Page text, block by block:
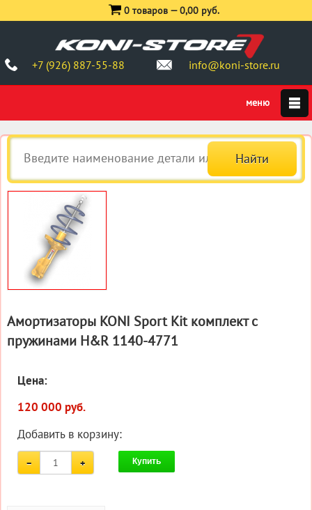
+7 (926) 887-55-88 info@koni-store.ru
0 товаров —0,00 руб.
Амортизаторы KONI Sport Kit комплект c
пружинами H&R 1140-4771
Цена:
120 000 руб.
Добавить в корзину:
Купить